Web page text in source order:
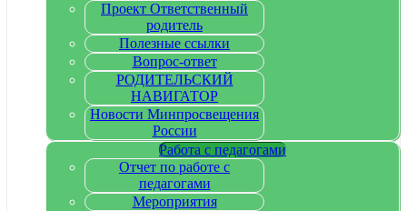
Проект Ответственный
родитель
Полезные ссылки
Вопрос-ответ
РОДИТЕЛЬСКИЙ
НАВИГАТОР
Новости Минпросвещения
России
Работа с педагогами
Отчет по работе с
педагогами
Мероприятия